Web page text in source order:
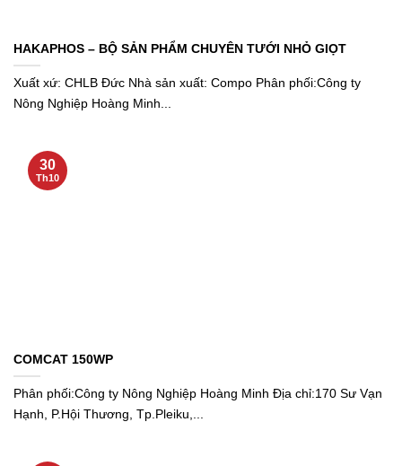
HAKAPHOS – BỘ SẢN PHẨM CHUYÊN TƯỚI NHỎ GIỌT
Xuất xứ: CHLB Đức Nhà sản xuất: Compo Phân phối:Công ty
Nông Nghiệp Hoàng Minh...
COMCAT 150WP
Phân phối:Công ty Nông Nghiệp Hoàng Minh Địa chỉ:170 Sư Vạn
Hạnh, P.Hội Thương, Tp.Pleiku,...
30
Th10